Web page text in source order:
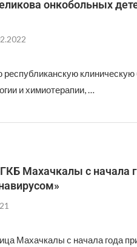
онкобольных
республиканскую
и химиотерапии, …
Махачкалы с начала
Махачкалы с начала года